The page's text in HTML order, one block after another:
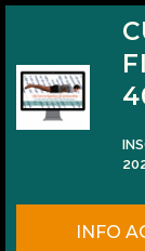
Kumbha
INFO